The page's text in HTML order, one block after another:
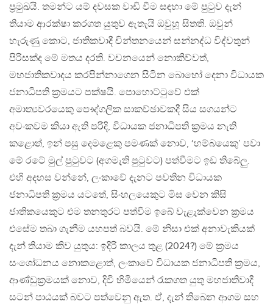
ප්‍රමුඛයි. තමන්ට යම් දවසක වාඩි වීම සඳහා මේ පුටුව දැන්
තියාම ආරක්ෂා කරගත යුතුව ඇතැයි ඔවුහූ සිතති. ඔවුන්
හැරුණු කොට, ජාතිකවාදී චින්තනයෙන් සන්නද්ධ විද්වතුන්
පිරිසක්ද මේ මතය දරති. වචනයෙන් නොකිව්වත්,
මහජාතිකවාදය කරපින්නාගෙන සිටින බොහෝ දෙනා විධායක
ජනාධිපති ක්‍රමයට පක්ෂයි. පොහොට්ටුවේ එක්
අමාත්‍යවරයෙකු පෞද්ගලික සාකච්ඡාවකදී සිය සගයන්ට
අවංකවම කියා ඇති පරිදි, විධායක ජනාධිපති ක්‍රමය නැති
කළොත්, ඉන් පසු දෙමළෙකු පමණක් නොව, ‘හම්බයෙකු’ පවා
මේ රටේ මුල් පුටුවට (අගමැති පුටුවට) පත්වීමට ඉඩ තිබේලු.
එහි අදහස වන්නේ, ලංකාවේ දැනට පවතින විධායක
ජනාධිපති ක්‍රමය යටතේ, සිංහලයෙකුට මිස වෙන කිසි
ජාතිකයෙකුට එම තනතුරට පත්වීම ඉබේ වැළැක්වෙන ක්‍රමය
එසේම තබා ගැනීම යහපත් බවයි. මේ නිසා එක් අනාවැකියක්
දැන් තියාම කිව යුතුය: ඉදිරි කාලය තුළ (2024?) මේ ක්‍රමය
සංශෝධනය නොකළොත්, ලංකාවේ විධායක ජනාධිපති ක්‍රමය,
ආණ්ඩුක්‍රමයක් නොව, දිවි හිමියෙන් රැකගත යුතු මහජාතිවාදී
සටන් පාඨයක් බවට පත්වෙනු ඇත. ඒ, දැන් තිබෙන ආගම සහ